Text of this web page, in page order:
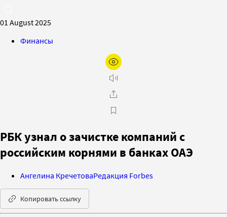
01 August 2025
Финансы
РБК узнал о зачистке компаний с
российским корнями в банках ОАЭ
Ангелина КречетоваРедакция Forbes
Копировать ссылку